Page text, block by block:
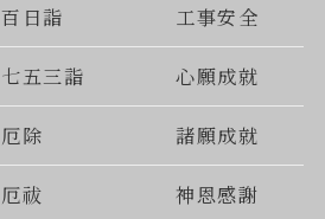
百日詣 工事安全
七五三詣 心願成就
厄除 諸願成就
厄祓 神恩感謝